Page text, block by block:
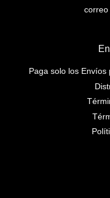
correo
Paga solo los